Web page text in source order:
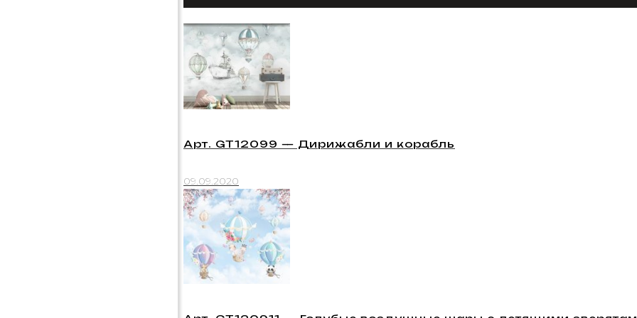
Арт. GT12099 — Дирижабли и корабль
09.09.2020